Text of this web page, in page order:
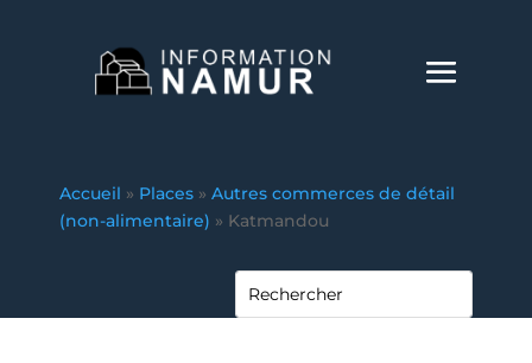
Accueil » Places » Autres commerces de détail
(non-alimentaire) » Katmandou